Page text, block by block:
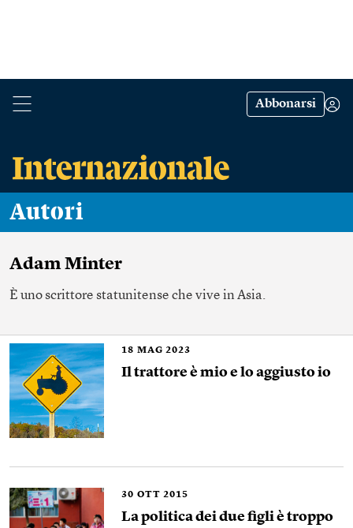
Abbonarsi
Autori
Adam Minter
È uno scrittore statunitense che vive in Asia.
18 MAG 2023
Il trattore è mio e lo aggiusto io
30 OTT 2015
La politica dei due figli è troppo